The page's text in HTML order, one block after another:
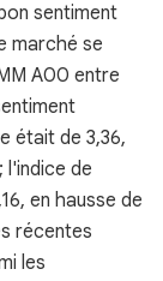
sentiment
marché se
A00 entre
était de 3,36,
l'indice de
en hausse de
récentes
les